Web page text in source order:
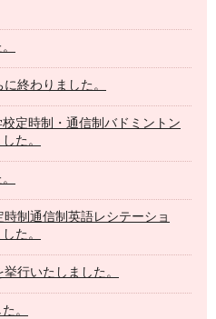
終わりました。
定時制・通信制バドミントン
た。
制通信制英語レシテーショ
た。
行いたしました。
。